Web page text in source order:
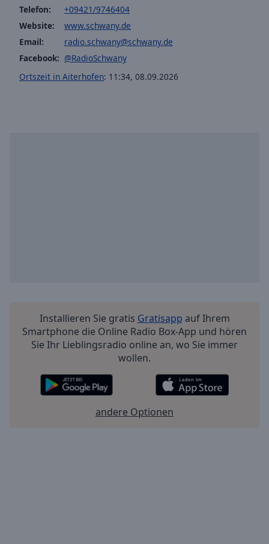
Telefon:
+09421/9746404
Website:
www.schwany.de
Email:
radio.schwany@schwany.de
Facebook: @RadioSchwany
Ortszeit in Aiterhofen: 11:34, 08.09.2026
Installieren Sie gratis Gratisapp auf Ihrem
Smartphone die Online Radio Box-App und hören
Sie Ihr Lieblingsradio online an, wo Sie immer
wollen.
andere Optionen